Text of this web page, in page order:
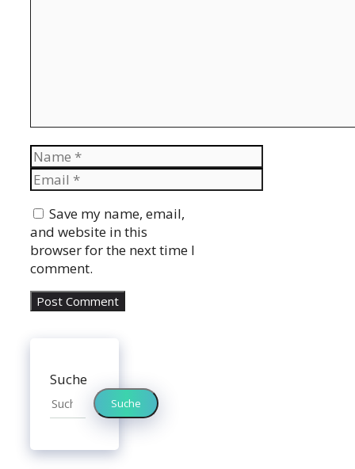
Name
Email
Save my name, email,
and website in this
browser for the next time I
comment.
Suche
Suche